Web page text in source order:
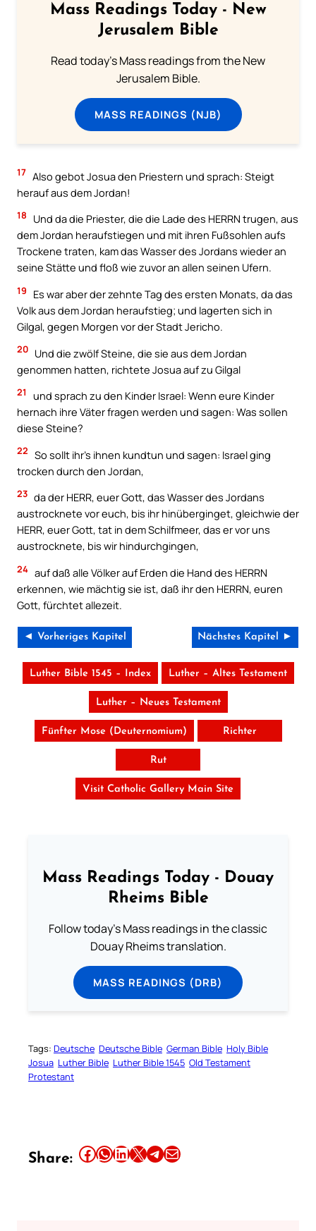
Mass Readings Today - New
Jerusalem Bible
Read today's Mass readings from the New
Jerusalem Bible.
MASS READINGS (NJB)
17 Also gebot Josua den Priestern und sprach: Steigt
herauf aus dem Jordan!
18
Und da die Priester, die die Lade des HERRN trugen, aus
dem Jordan heraufstiegen und mit ihren Fußsohlen aufs
Trockene traten, kam das Wasser des Jordans wieder an
seine Stätte und floß wie zuvor an allen seinen Ufern.
19
Es war aber der zehnte Tag des ersten Monats, da das
Volk aus dem Jordan heraufstieg; und lagerten sich in
Gilgal, gegen Morgen vor der Stadt Jericho.
20 Und die zwölf Steine, die sie aus dem Jordan
genommen hatten, richtete Josua auf zu Gilgal
21
und sprach zu den Kinder Israel: Wenn eure Kinder
hernach ihre Väter fragen werden und sagen: Was sollen
diese Steine?
22 So sollt ihr’s ihnen kundtun und sagen: Israel ging
trocken durch den Jordan,
23 da der HERR, euer Gott, das Wasser des Jordans
austrocknete vor euch, bis ihr hinüberginget, gleichwie der
HERR, euer Gott, tat in dem Schilfmeer, das er vor uns
austrocknete, bis wir hindurchgingen,
24 auf daß alle Völker auf Erden die Hand des HERRN
erkennen, wie mächtig sie ist, daß ihr den HERRN, euren
Gott, fürchtet allezeit.
◄ Vorheriges Kapitel Nächstes Kapitel ►
Luther Bible 1545 – Index Luther – Altes Testament
Luther – Neues Testament
Fünfter Mose (Deuternomium) Richter
Rut
Visit Catholic Gallery Main Site
Mass Readings Today - Douay
Rheims Bible
Follow today's Mass readings in the classic
Douay Rheims translation.
MASS READINGS (DRB)
Tags: Deutsche Deutsche Bible German Bible Holy Bible
Josua Luther Bible Luther Bible 1545 Old Testament
Protestant
Share: Share this article on Facebook Share this article on WhatsApp Share this article on LinkedIn Share this article on X Share this article on TelegramEmail this Article